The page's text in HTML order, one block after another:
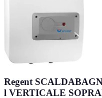
Regent
l VERTICALE